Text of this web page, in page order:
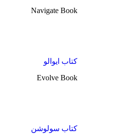
Navigate Book
کتاب ایوالو
Evolve Book
کتاب سولوشن